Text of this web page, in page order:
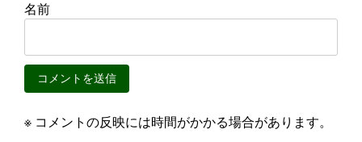
名前
※ コメントの反映には時間がかかる場合があります。